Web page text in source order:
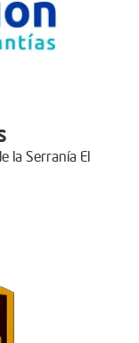
en el páramo de
la Serranía El